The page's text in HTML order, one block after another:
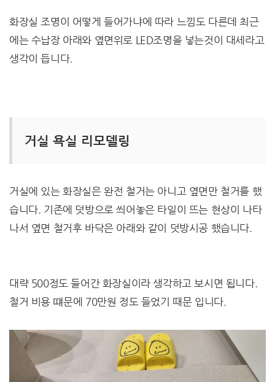
화장실 조명이 어떻게 들어가냐에 따라 느낌도 다른데 최근
에는 수납장 아래와 옆면위로 LED조명을 넣는것이 대세라고
생각이 듭니다.
거실 욕실 리모델링
거실에 있는 화장실은 완전 철거는 아니고 옆면만 철거를 했
습니다. 기존에 덧방으로 씌어놓은 타일이 뜨는 현상이 나타
나서 옆면 철거후 바닥은 아래와 같이 덧방시공 했습니다.
대략 500정도 들어간 화장실이라 생각하고 보시면 됩니다.
철거 비용 떄문에 70만원 정도 들었기 때문 입니다.